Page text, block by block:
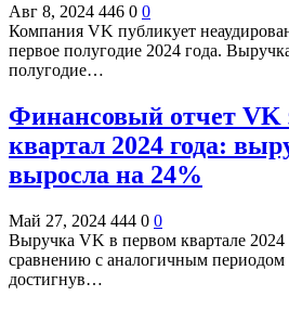
Авг 8, 2024 446 0 0
Компания VK публикует
первое полугодие 2024 года.
полугодие…
Финансовый отчет VK
квартал 2024 года:
выросла на 24%
Май 27, 2024 444 0 0
Выручка VK в первом квартале 2024
сравнению с аналогичным периодом
достигнув…